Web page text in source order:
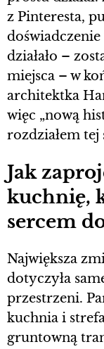
z Pinteresta,
działało –
miejsca – w
architektka
więc „nową
rozdziałem tej
Jak
kuchnię,
sercem
Największa
dotyczyła
przestrzeni.
kuchnia i
gruntowną